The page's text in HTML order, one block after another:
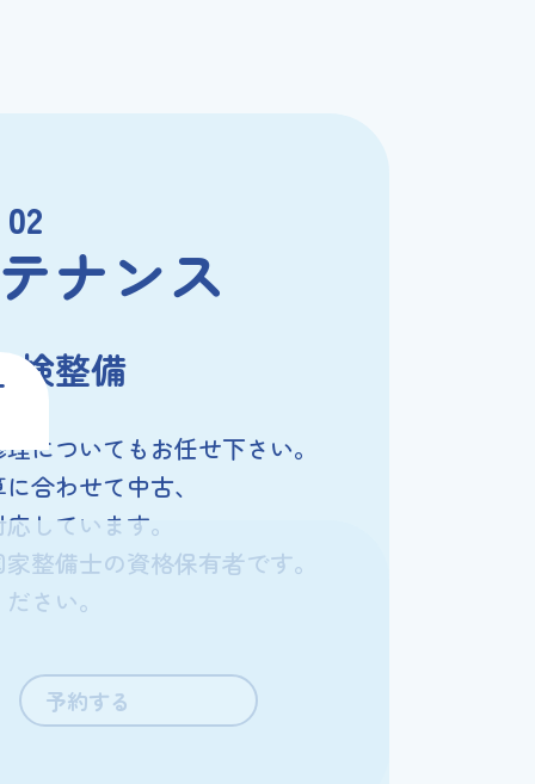
ナンス
検整備
についてもお任せ下さい。
合わせて中古、
しています。
整備士の資格保有者です。
さい。
予約する